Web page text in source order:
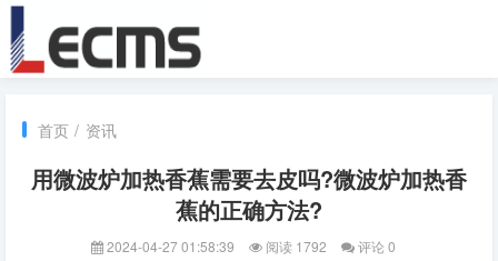
首页 / 资讯
用微波炉加热香蕉需要去皮吗?微波炉加热香
蕉的正确方法?
2024-04-27 01:58:39 阅读 1792 评论 0